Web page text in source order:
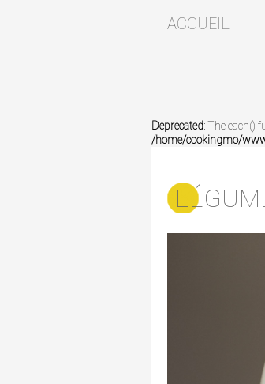
ACCUEIL
Deprecated: The each()
/home/cookingmo/